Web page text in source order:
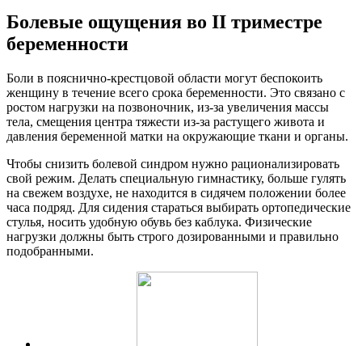
Болевые ощущения во II триместре
беременности
Боли в пояснично-крестцовой области могут беспокоить
женщину в течение всего срока беременности. Это связано с
ростом нагрузки на позвоночник, из-за увеличения массы
тела, смещения центра тяжести из-за растущего живота и
давления беременной матки на окружающие ткани и органы.
Чтобы снизить болевой синдром нужно рационализировать
свой режим. Делать специальную гимнастику, больше гулять
на свежем воздухе, не находится в сидячем положении более
часа подряд. Для сидения стараться выбирать ортопедические
стулья, носить удобную обувь без каблука. Физические
нагрузки должны быть строго дозированными и правильно
подобранными.